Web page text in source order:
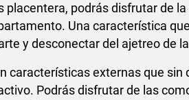
placentera, podrás disfrutar de la
Una característica
y desconectar del ajetreo de
características externas que sin
Podrás disfrutar de las